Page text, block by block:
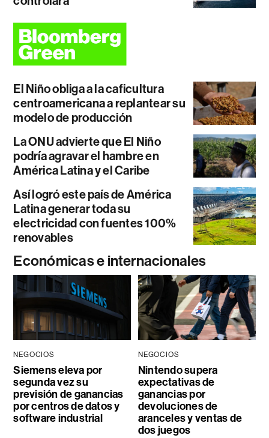
El Niño obliga a la caficultura
centroamericana a replantear su
modelo de producción
La ONU advierte que El Niño
podría agravar el hambre en
América Latina y el Caribe
Así logró este país de América
Latina generar toda su
electricidad con fuentes 100%
renovables
Económicas e internacionales
NEGOCIOS
Siemens eleva por
segunda vez su
previsión de ganancias
por centros de datos y
software industrial
NEGOCIOS
Nintendo supera
expectativas de
ganancias por
devoluciones de
aranceles y ventas de
dos juegos